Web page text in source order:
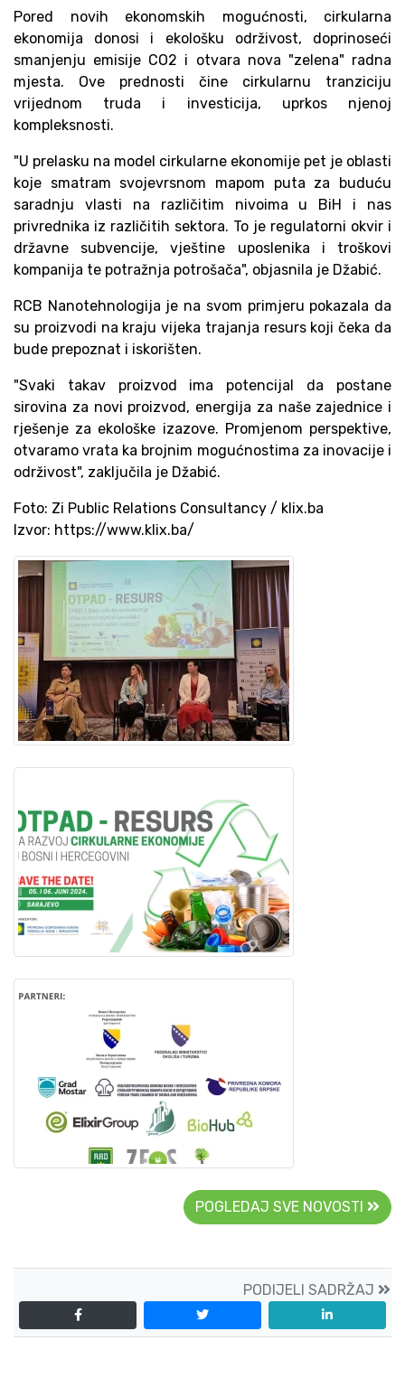
Pored novih ekonomskih mogućnosti, cirkularna
ekonomija donosi i ekološku održivost, doprinoseći
smanjenju emisije CO2 i otvara nova "zelena" radna
mjesta. Ove prednosti čine cirkularnu tranziciju
vrijednom truda i investicija, uprkos njenoj
kompleksnosti.
"U prelasku na model cirkularne ekonomije pet je oblasti
koje smatram svojevrsnom mapom puta za buduću
saradnju vlasti na različitim nivoima u BiH i nas
privrednika iz različitih sektora. To je regulatorni okvir i
državne subvencije, vještine uposlenika i troškovi
kompanija te potražnja potrošača", objasnila je Džabić.
RCB Nanotehnologija je na svom primjeru pokazala da
su proizvodi na kraju vijeka trajanja resurs koji čeka da
bude prepoznat i iskorišten.
"Svaki takav proizvod ima potencijal da postane
sirovina za novi proizvod, energija za naše zajednice i
rješenje za ekološke izazove. Promjenom perspektive,
otvaramo vrata ka brojnim mogućnostima za inovacije i
održivost", zaključila je Džabić.
Foto: Zi Public Relations Consultancy / klix.ba
Izvor: https://www.klix.ba/
POGLEDAJ SVE NOVOSTI
PODIJELI SADRŽAJ